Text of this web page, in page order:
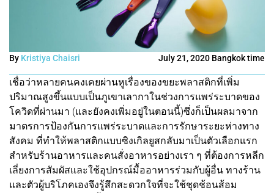
By Kristiya Chaisri July 21, 2020 Bangkok time
เชื่อว่าหลายคนคงเคยผ่านหูเรื่องของขยะพลาสติกที่เพิ่ม
ปริมาณสูงขึ้นแบบเป็นภูเขาเลากาในช่วงการแพร่ระบาดของ
โควิดที่ผ่านมา (และยังคงเพิ่มอยู่ในตอนนี้)ซึ่งก็เป็นผลมาจาก
มาตรการป้องกันการแพร่ระบาดและการรักษาระยะห่างทาง
สังคม ที่ทำให้พลาสติกแบบซิงเกิลยูสกลับมาเป็นตัวเลือกแรก
สำหรับร้านอาหารและคนสั่งอาหารอย่างเรา ๆ ที่ต้องการหลีก
เลี่ยงการสัมผัสและใช้อุปกรณ์มื้ออาหารร่วมกับผู้อื่น ทางร้าน
และตัวผู้บริโภคเองจึงรู้สึกสะดวกใจที่จะใช้ชุดช้อนส้อม